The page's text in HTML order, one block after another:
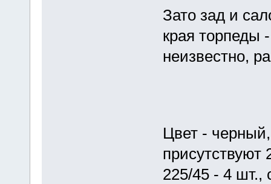
Зато зад и
края торпеды
неизвестно,
Цвет -
присутствуют
225/45 - 4 шт.,